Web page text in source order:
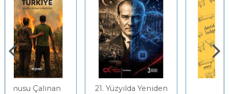
21. Yüzyılda Yeniden Terapi